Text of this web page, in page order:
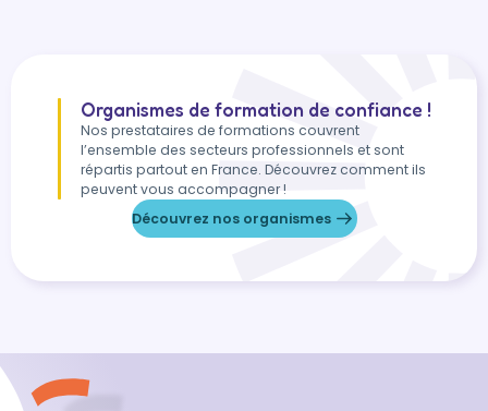
Organismes de formation de confiance !
Nos prestataires de formations couvrent
l’ensemble des secteurs professionnels et sont
répartis partout en France. Découvrez comment ils
peuvent vous accompagner !
Découvrez nos organismes